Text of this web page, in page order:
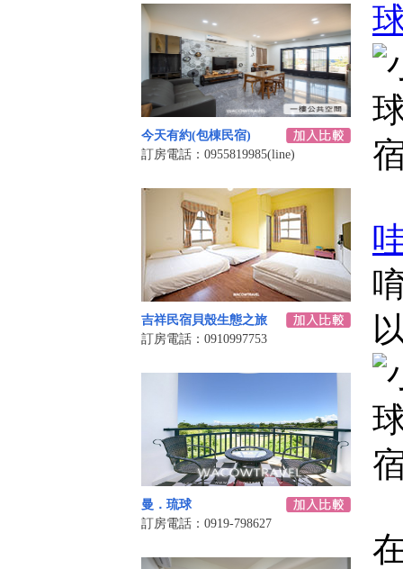
今天有約(包棟民宿)
訂房電話：0955819985(line)
吉祥民宿貝殼生態之旅
訂房電話：0910997753
曼．琉球
訂房電話：0919-798627